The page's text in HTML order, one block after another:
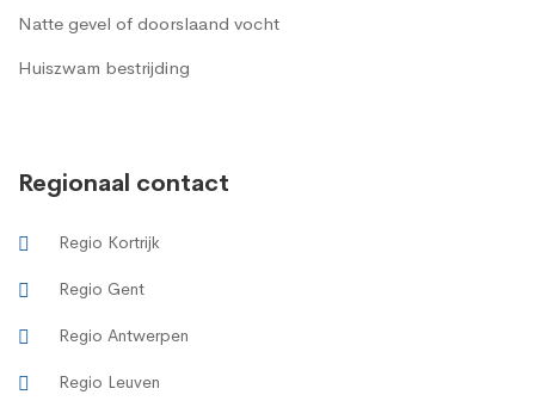
Natte gevel of doorslaand vocht
Huiszwam bestrijding
Regionaal contact
Regio Kortrijk
Regio Gent
Regio Antwerpen
Regio Leuven